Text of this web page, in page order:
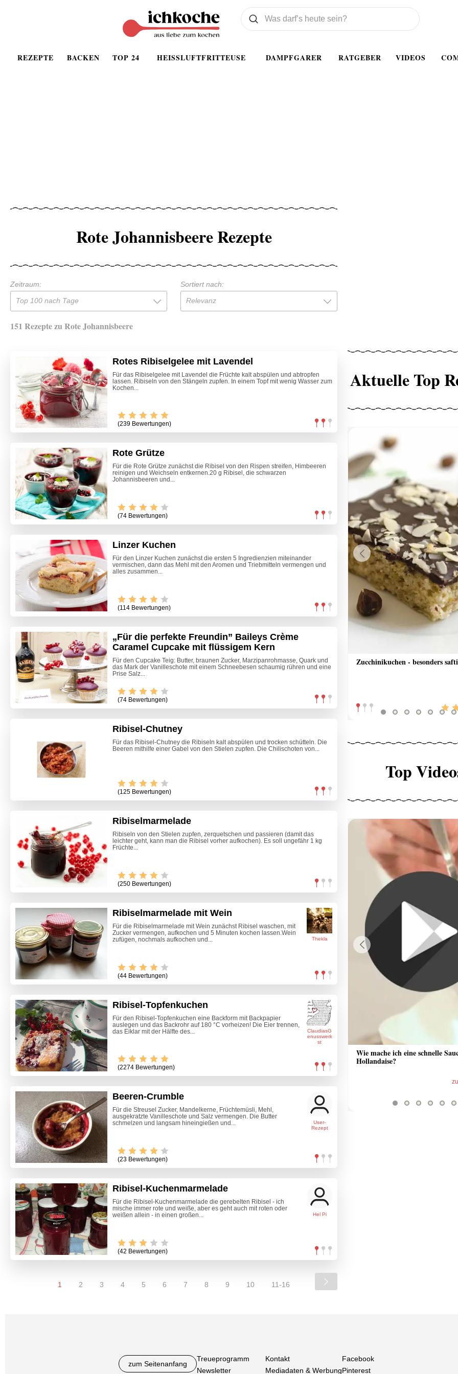
REZEPTE BACKEN TOP 24 HEISSLUFTFRITTEUSE DAMPFGARER RATGEBER VIDEOS
Was wollen Sie suchen
Suchen
Rote Johannisbeere Rezepte
Zeitraum:
Top 100 nach Tage
Sortiert nach:
Relevanz
151 Rezepte zu Rote Johannisbeere
Rotes Ribiselgelee mit Lavendel
Für das Ribiselgelee mit Lavendel die Früchte kalt abspülen und abtropfen
lassen. Ribiseln von den Stängeln zupfen. In einem Topf mit wenig Wasser zum
Kochen...
(239 Bewertungen)
Rote Grütze
Für die Rote Grütze zunächst die Ribisel von den Rispen streifen, Himbeeren
reinigen und Weichseln entkernen.20 g Ribisel, die schwarzen
Johannisbeeren und...
(74 Bewertungen)
Linzer Kuchen
Für den Linzer Kuchen zunächst die ersten 5 Ingredienzien miteinander
vermischen, dann das Mehl mit den Aromen und Triebmitteln vermengen und
alles zusammen...
(114 Bewertungen)
„Für die perfekte Freundin” Baileys Crème
Caramel Cupcake mit flüssigem Kern
Für den Cupcake Teig: Butter, braunen Zucker, Marzipanrohmasse, Quark und
das Mark der Vanilleschote mit einem Schneebesen schaumig rühren und eine
Prise Salz...
(74 Bewertungen)
Ribisel-Chutney
Für das Ribisel-Chutney die Ribiseln kalt abspülen und trocken schütteln. Die
Beeren mithilfe einer Gabel von den Stielen zupfen. Die Chilischoten von...
(125 Bewertungen)
Ribiselmarmelade
Ribiseln von den Stielen zupfen, zerquetschen und passieren (damit das
leichter geht, kann man die Ribisel vorher aufkochen). Es soll ungefähr 1 kg
Früchte...
(250 Bewertungen)
Thekla
Ribiselmarmelade mit Wein
Für die Ribiselmarmelade mit Wein zunächst Ribisel waschen, mit
Zucker vermengen, aufkochen und 5 Minuten kochen lassen.Wein
zufügen, nochmals aufkochen und...
(44 Bewertungen)
ClaudiasG
enusswerk
st
Ribisel-Topfenkuchen
Für den Ribisel-Topfenkuchen eine Backform mit Backpapier
auslegen und das Backrohr auf 180 °C vorheizen! Die Eier trennen,
das Eiklar mit der Hälfte des...
(2274 Bewertungen)
User-
Rezept
Beeren-Crumble
Für die Streusel Zucker, Mandelkerne, Früchtemüsli, Mehl,
ausgekratzte Vanilleschote und Salz vermengen. Die Butter
schmelzen und langsam hineingießen und...
(23 Bewertungen)
Hel Pi
Ribisel-Kuchenmarmelade
Für die Ribisel-Kuchenmarmelade die gerebelten Ribisel - ich
mische immer rote und weiße, aber es geht auch mit roten oder
weißen allein - in einen großen...
(42 Bewertungen)
1 2 3 4 5 6 7 8 9 10 11-16
Aktuelle Top
Zucchinikuchen - besonders
Marillenkuchen mit Streusel
Previous
Top
Wie mache ich eine schnelle
Hollandaise?
Previous
zum Seitenanfang
Treueprogramm
Newsletter
Kontakt
Mediadaten & Werbung
Facebook
Pinterest